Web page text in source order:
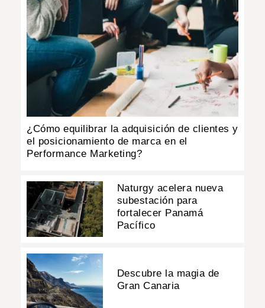
¿Cómo equilibrar la adquisición de clientes y
el posicionamiento de marca en el
Performance Marketing?
Naturgy acelera nueva
subestación para
fortalecer Panamá
Pacífico
Descubre la magia de
Gran Canaria